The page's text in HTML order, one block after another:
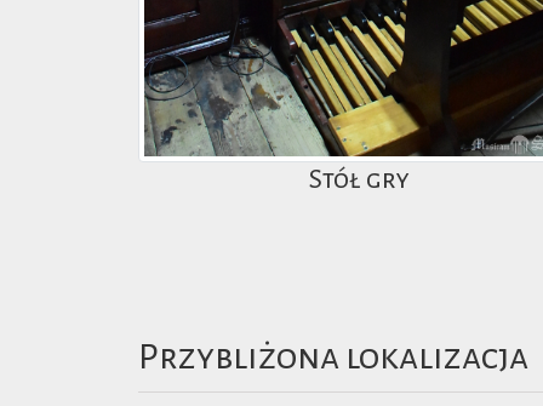
Stół gry
Przybliżona lokalizacja